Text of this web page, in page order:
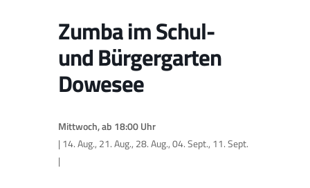
Zumba im Schul-
und Bürgergarten
Dowesee
Mittwoch, ab 18:00 Uhr
| 14. Aug., 21. Aug., 28. Aug., 04. Sept., 11. Sept.
|